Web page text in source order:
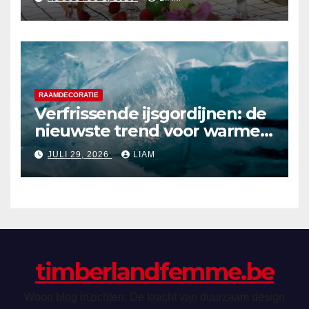
RAAMDECORATIE
Verfrissende ijsgordijnen: de
nieuwste trend voor warme
zomerdagen
JULI 29, 2026 LIAM
timberlandfemme.be